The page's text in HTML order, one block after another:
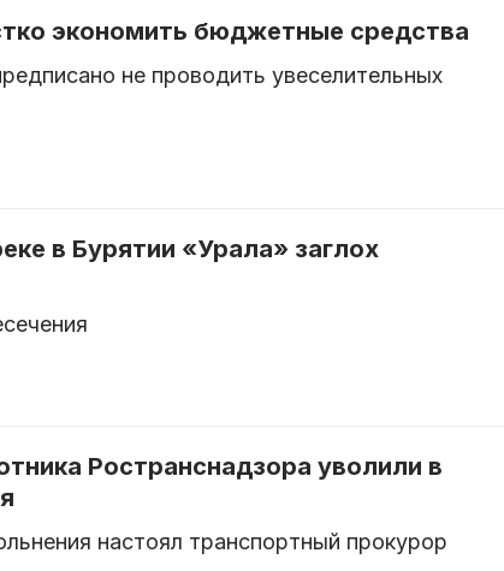
экономить бюджетные средства
не проводить увеселительных
в Бурятии «Урала» заглох
Ространснадзора уволили в
настоял транспортный прокурор